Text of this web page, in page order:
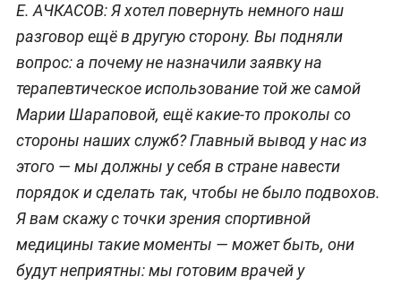
Е. АЧКАСОВ:Я хотел повернуть немного наш
разговор ещё в другую сторону. Вы подняли
вопрос: а почему не назначили заявку на
терапевтическое использование той же самой
Марии Шараповой, ещё какие-то проколы со
стороны наших служб? Главный вывод у нас из
этого — мы должны у себя в стране навести
порядок и сделать так, чтобы не было подвохов.
Я вам скажу с точки зрения спортивной
медицины такие моменты — может быть, они
будут неприятны: мы готовим врачей у